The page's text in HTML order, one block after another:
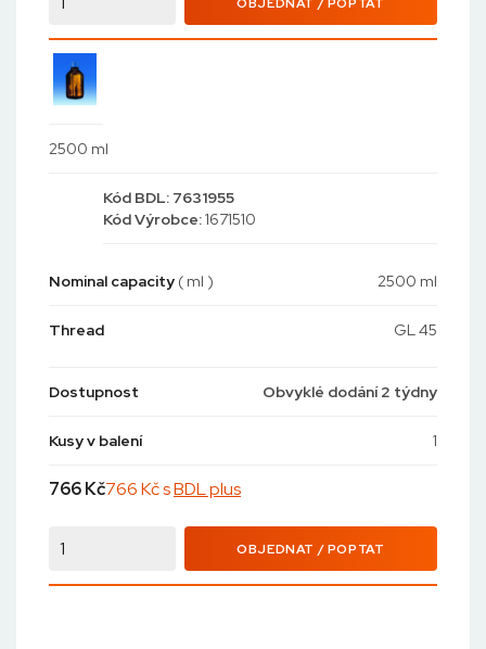
2500 ml
Kód BDL: 7631955
KódVýrobce:1671510
Nominal capacity ( ml ) 2500 ml
Thread GL 45
Dostupnost Obvyklé dodání 2 týdny
Kusy v balení 1
766Kč766 Kč sBDL plus
OBJEDNAT / POPTAT